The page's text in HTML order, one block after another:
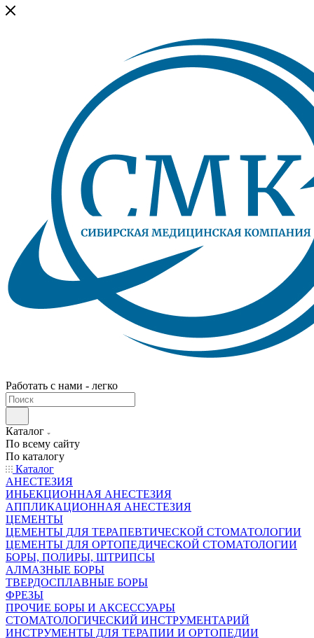
Работать с нами - легко
Каталог
По всему сайту
По каталогу
Каталог
АНЕСТЕЗИЯ
ИНЬЕКЦИОННАЯ АНЕСТЕЗИЯ
АППЛИКАЦИОННАЯ АНЕСТЕЗИЯ
ЦЕМЕНТЫ
ЦЕМЕНТЫ ДЛЯ ТЕРАПЕВТИЧЕСКОЙ СТОМАТОЛОГИИ
ЦЕМЕНТЫ ДЛЯ ОРТОПЕДИЧЕСКОЙ СТОМАТОЛОГИИ
БОРЫ, ПОЛИРЫ, ШТРИПСЫ
АЛМАЗНЫЕ БОРЫ
ТВЕРДОСПЛАВНЫЕ БОРЫ
ФРЕЗЫ
ПРОЧИЕ БОРЫ И АКСЕССУАРЫ
СТОМАТОЛОГИЧЕСКИЙ ИНСТРУМЕНТАРИЙ
ИНСТРУМЕНТЫ ДЛЯ ТЕРАПИИ И ОРТОПЕДИИ